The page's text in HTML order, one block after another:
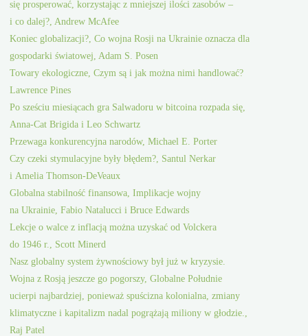
się prosperować, korzystając z mniejszej ilości zasobów –
i co dalej?, Andrew McAfee
Koniec globalizacji?, Co wojna Rosji na Ukrainie oznacza dla
gospodarki światowej, Adam S. Posen
Towary ekologiczne, Czym są i jak można nimi handlować?
Lawrence Pines
Po sześciu miesiącach gra Salwadoru w bitcoina rozpada się,
Anna-Cat Brigida i Leo Schwartz
Przewaga konkurencyjna narodów, Michael E. Porter
Czy czeki stymulacyjne były błędem?, Santul Nerkar
i Amelia Thomson-DeVeaux
Globalna stabilność finansowa, Implikacje wojny
na Ukrainie, Fabio Natalucci i Bruce Edwards
Lekcje o walce z inflacją można uzyskać od Volckera
do 1946 r., Scott Minerd
Nasz globalny system żywnościowy był już w kryzysie.
Wojna z Rosją jeszcze go pogorszy, Globalne Południe
ucierpi najbardziej, ponieważ spuścizna kolonialna, zmiany
klimatyczne i kapitalizm nadal pogrążają miliony w głodzie.,
Raj Patel